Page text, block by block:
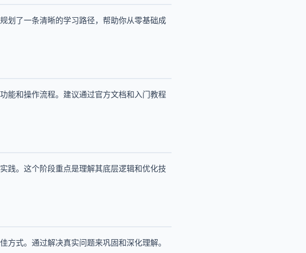
划了一条清晰的学习路径，帮助你从零基础成
能和操作流程。建议通过官方文档和入门教程
践。这个阶段重点是理解其底层逻辑和优化技
式。通过解决真实问题来巩固和深化理解。